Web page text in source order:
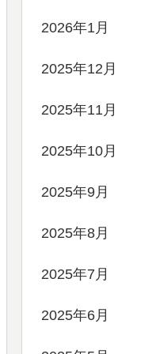
2026年1月
2025年12月
2025年11月
2025年10月
2025年9月
2025年8月
2025年7月
2025年6月